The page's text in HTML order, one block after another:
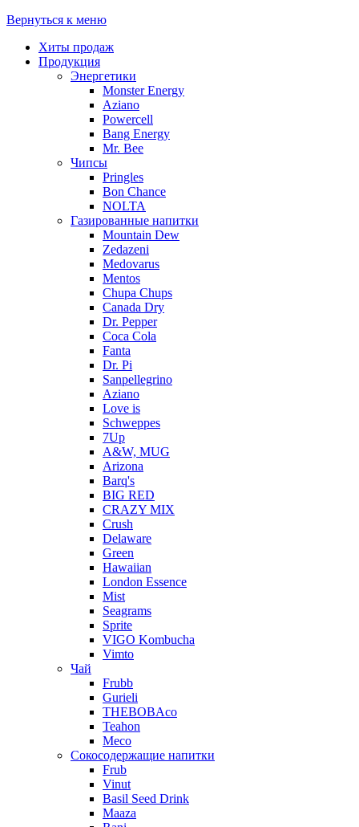
Вернуться к меню
Хиты продаж
Продукция
Энергетики
Monster Energy
Aziano
Powercell
Bang Energy
Mr. Bee
Чипсы
Pringles
Bon Chance
NOLTA
Газированные напитки
Mountain Dew
Zedazeni
Medovarus
Mentos
Chupa Chups
Canada Dry
Dr. Pepper
Coca Cola
Fanta
Dr. Pi
Sanpellegrino
Aziano
Love is
Schweppes
7Up
A&W, MUG
Arizona
Barq's
BIG RED
CRAZY MIX
Crush
Delaware
Green
Hawaiian
London Essence
Mist
Seagrams
Sprite
VIGO Kombucha
Vimto
Чай
Frubb
Gurieli
THEBOBAco
Teahon
Meco
Сокосодержащие напитки
Frub
Vinut
Basil Seed Drink
Maaza